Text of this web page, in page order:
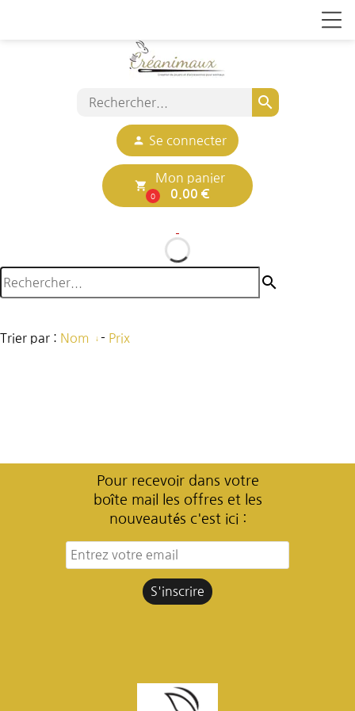
search
person Se connecter
local_grocery_store
0
Mon panier
0.00 €
search
Trier par : Nom - Prix
Pour recevoir dans votre
boîte mail les offres et les
nouveautés c'est ici :